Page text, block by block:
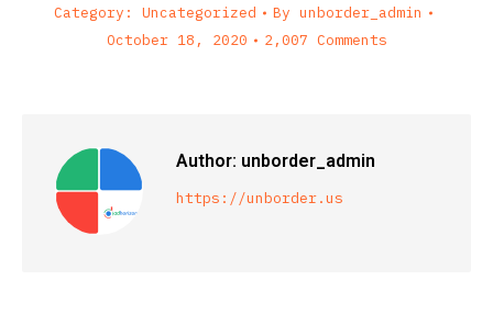
Category: Uncategorized By unborder_admin
October 18, 2020
2,007 Comments
Author: unborder_admin
https://unborder.us